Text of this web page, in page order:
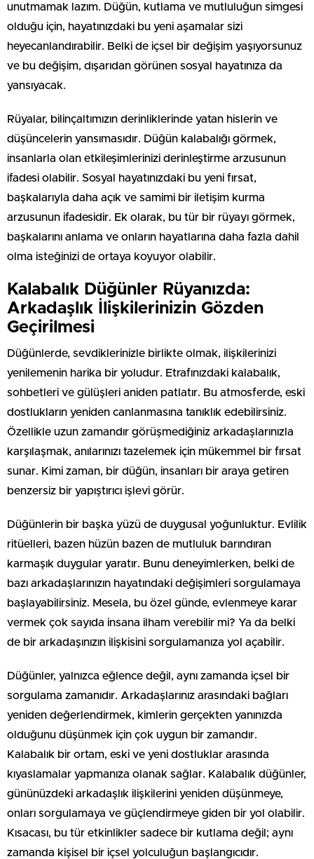
unutmamak lazım. Düğün, kutlama ve mutluluğun simgesi
olduğu için, hayatınızdaki bu yeni aşamalar sizi
heyecanlandırabilir. Belki de içsel bir değişim yaşıyorsunuz
ve bu değişim, dışarıdan görünen sosyal hayatınıza da
yansıyacak.
Rüyalar, bilinçaltımızın derinliklerinde yatan hislerin ve
düşüncelerin yansımasıdır. Düğün kalabalığı görmek,
insanlarla olan etkileşimlerinizi derinleştirme arzusunun
ifadesi olabilir. Sosyal hayatınızdaki bu yeni fırsat,
başkalarıyla daha açık ve samimi bir iletişim kurma
arzusunun ifadesidir. Ek olarak, bu tür bir rüyayı görmek,
başkalarını anlama ve onların hayatlarına daha fazla dahil
olma isteğinizi de ortaya koyuyor olabilir.
Kalabalık Düğünler Rüyanızda:
Arkadaşlık İlişkilerinizin Gözden
Geçirilmesi
Düğünlerde, sevdiklerinizle birlikte olmak, ilişkilerinizi
yenilemenin harika bir yoludur. Etrafınızdaki kalabalık,
sohbetleri ve gülüşleri aniden patlatır. Bu atmosferde, eski
dostlukların yeniden canlanmasına tanıklık edebilirsiniz.
Özellikle uzun zamandır görüşmediğiniz arkadaşlarınızla
karşılaşmak, anılarınızı tazelemek için mükemmel bir fırsat
sunar. Kimi zaman, bir düğün, insanları bir araya getiren
benzersiz bir yapıştırıcı işlevi görür.
Düğünlerin bir başka yüzü de duygusal yoğunluktur. Evlilik
ritüelleri, bazen hüzün bazen de mutluluk barındıran
karmaşık duygular yaratır. Bunu deneyimlerken, belki de
bazı arkadaşlarınızın hayatındaki değişimleri sorgulamaya
başlayabilirsiniz. Mesela, bu özel günde, evlenmeye karar
vermek çok sayıda insana ilham verebilir mi? Ya da belki
de bir arkadaşınızın ilişkisini sorgulamanıza yol açabilir.
Düğünler, yalnızca eğlence değil, aynı zamanda içsel bir
sorgulama zamanıdır. Arkadaşlarınız arasındaki bağları
yeniden değerlendirmek, kimlerin gerçekten yanınızda
olduğunu düşünmek için çok uygun bir zamandır.
Kalabalık bir ortam, eski ve yeni dostluklar arasında
kıyaslamalar yapmanıza olanak sağlar. Kalabalık düğünler,
gününüzdeki arkadaşlık ilişkilerini yeniden düşünmeye,
onları sorgulamaya ve güçlendirmeye giden bir yol olabilir.
Kısacası, bu tür etkinlikler sadece bir kutlama değil; aynı
zamanda kişisel bir içsel yolculuğun başlangıcıdır.